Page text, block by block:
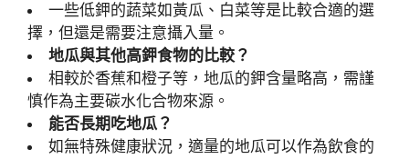
一些低鉀的蔬菜如黃瓜、白菜等是比較合適的選
擇，但還是需要注意攝入量。
地瓜與其他高鉀食物的比較？
相較於香蕉和橙子等，地瓜的鉀含量略高，需謹
慎作為主要碳水化合物來源。
能否長期吃地瓜？
如無特殊健康狀況，適量的地瓜可以作為飲食的